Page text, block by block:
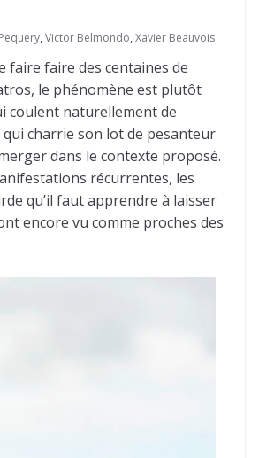
, Victor Belmondo, Xavier Beauvois
faire faire des centaines de
le phénomène est plutôt
coulent naturellement de
charrie son lot de pesanteur
dans le contexte proposé.
récurrentes, les
qu’il faut apprendre à laisser
encore vu comme proches des